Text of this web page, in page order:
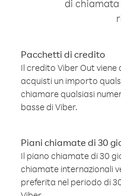
di chiamata
Pacchetti di credito
Il credito Viber Out
acquisti un importo
chiamare qualsiasi
basse di Viber.
Piani chiamate di 30
Il piano chiamate di 30
chiamate internazionali
preferita nel periodo di